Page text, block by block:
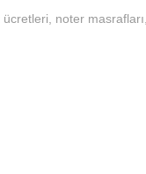
noter